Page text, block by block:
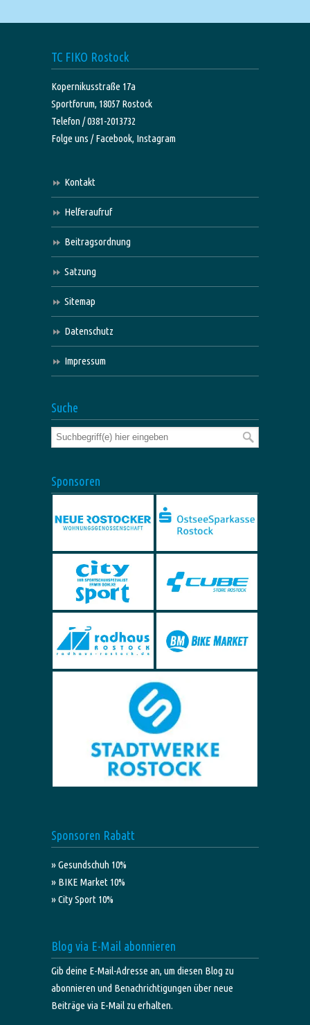
TC FIKO Rostock
Kopernikusstraße 17a
Sportforum, 18057 Rostock
Telefon / 0381-2013732
Folge uns /Facebook, Instagram
Kontakt
Helferaufruf
Beitragsordnung
Satzung
Sitemap
Datenschutz
Impressum
Suche
Sponsoren
Sponsoren Rabatt
» Gesundschuh 10%
» BIKE Market 10%
» City Sport 10%
Blog via E-Mail abonnieren
Gib deine E-Mail-Adresse an, um diesen Blog zu
abonnieren und Benachrichtigungen über neue
Beiträge via E-Mail zu erhalten.